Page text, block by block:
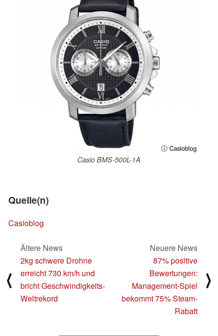
ⓘ Casioblog
Casio BMS-500L-1A
Quelle(n)
Casioblog
⟨
Ältere News
2kg schwere Drohne
erreicht 730 km/h und
bricht Geschwindigkeits-
Weltrekord
Neuere News
87% positive
Bewertungen:
Management-Spiel
bekommt 75% Steam-
Rabatt
⟩